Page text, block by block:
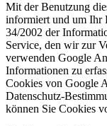
Mit der Benutzung
informiert und um Ihr
34/2002 der
Service, den wir zur
verwenden Google
Informationen zu
Cookies von Google
Datenschutz-
können Sie Cookies